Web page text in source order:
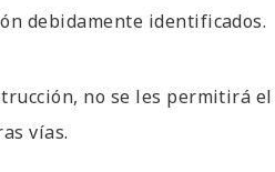
debidamente identificados.
no se les permitirá
vías.